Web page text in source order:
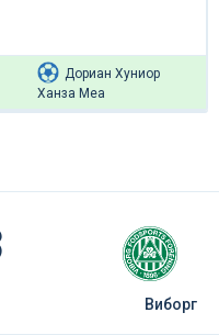
Дориан Хуниор
Ханза Меа
Виборг